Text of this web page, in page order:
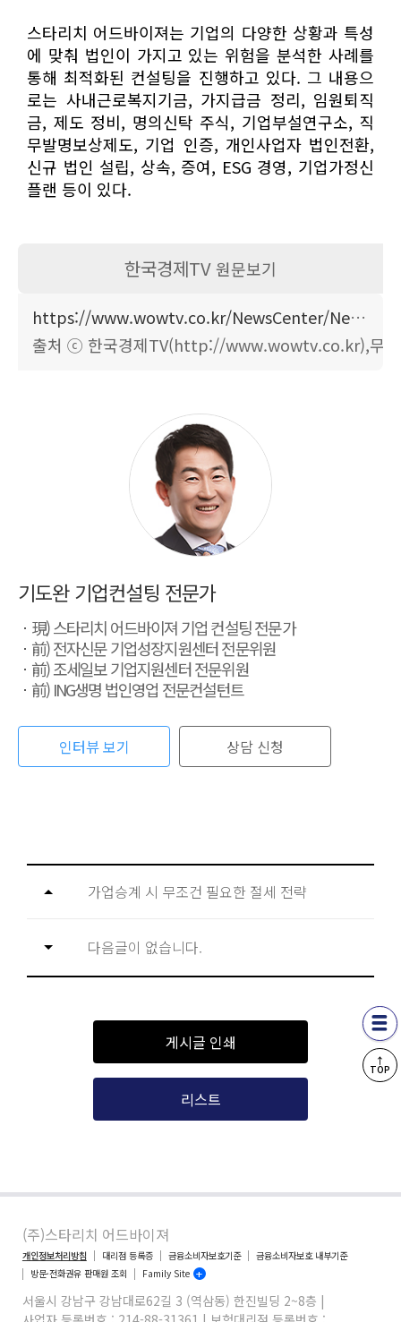
스타리치 어드바이져는 기업의 다양한 상황과 특성
에 맞춰 법인이 가지고 있는 위험을 분석한 사례를
통해 최적화된 컨설팅을 진행하고 있다. 그 내용으
로는 사내근로복지기금, 가지급금 정리, 임원퇴직
금, 제도 정비, 명의신탁 주식, 기업부설연구소, 직
무발명보상제도, 기업 인증, 개인사업자 법인전환,
신규 법인 설립, 상속, 증여, ESG 경영, 기업가정신
플랜 등이 있다.
한국경제TV 원문보기
https://www.wowtv.co.kr/NewsCenter/News/Read?articleId=A202604130252
출처 ⓒ 한국경제TV(http://www.wowtv.co.kr),무단
기도완 기업컨설팅 전문가
現) 스타리치 어드바이져 기업 컨설팅 전문가
前) 전자신문 기업성장지원센터 전문위원
前) 조세일보 기업지원센터 전문위원
前) ING생명 법인영업 전문컨설턴트
인터뷰 보기 상담 신청
가업승계 시 무조건 필요한 절세 전략
다음글이 없습니다.
게시글 인쇄
리스트
(주)스타리치 어드바이져
개인정보처리방침 대리점 등록증 금융소비자보호기준
금융소비자보호 내부기준
방문·전화권유 판매원 조회
Family Site
서울시 강남구 강남대로62길 3 (역삼동) 한진빌딩 2~8층 |
↑
TOP